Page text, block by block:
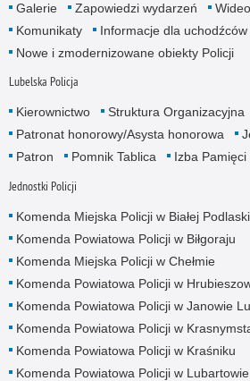
Galerie Zapowiedzi wydarzeń Wideo
Komunikaty
Informacje dla
Nowe i zmodernizowane obiekty Policji
Lubelska Policja
Kierownictwo
Struktura Organizacyjna
Patronat honorowy/Asysta honorowa
Patron
Pomnik Tablica Izba Pamięci
Jednostki Policji
Komenda Miejska Policji w Białej
Komenda Powiatowa Policji w Biłgoraju
Komenda Miejska Policji w Chełmie
Komenda Powiatowa Policji w
Komenda Powiatowa Policji w Janowie
Komenda Powiatowa Policji w
Komenda Powiatowa Policji w Kraśniku
Komenda Powiatowa Policji w Lubartowie